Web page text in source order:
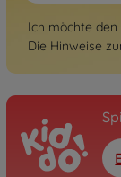
Ich möchte
Die Hinweise